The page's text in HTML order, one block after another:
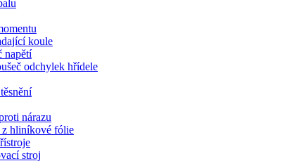
koule
napětí
odchylek hřídele
nárazu
z hliníkové fólie
stroj